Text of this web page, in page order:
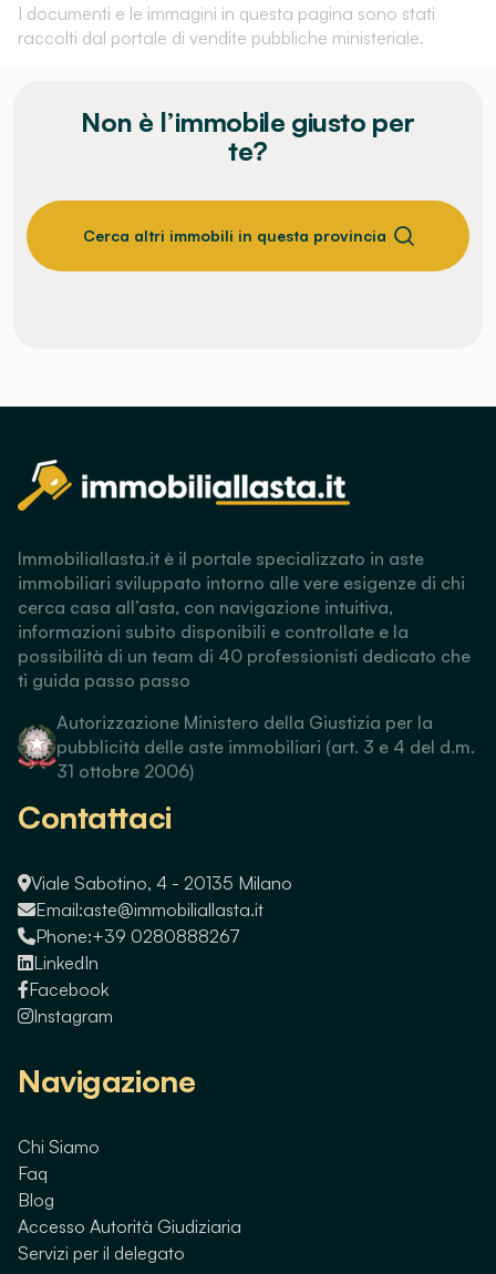
I documenti e le immagini in questa pagina sono stati
raccolti dal portale di vendite pubbliche ministeriale.
Non è l’immobile giusto per
te?
Cerca altri immobili in questa provincia
Immobiliallasta.it è il portale specializzato in aste
immobiliari sviluppato intorno alle vere esigenze di chi
cerca casa all’asta, con navigazione intuitiva,
informazioni subito disponibili e controllate e la
possibilità di un team di 40 professionisti dedicato che
ti guida passo passo
Autorizzazione Ministero della Giustizia per la
pubblicità delle aste immobiliari (art. 3 e 4 del d.m.
31 ottobre 2006)
Contattaci
Viale Sabotino, 4 - 20135 Milano
Email:aste@immobiliallasta.it
Phone:+39 0280888267
LinkedIn
Facebook
Instagram
Navigazione
Chi Siamo
Faq
Blog
Accesso Autorità Giudiziaria
Servizi per il delegato